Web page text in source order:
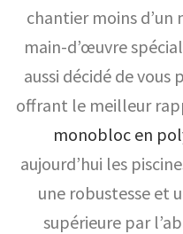
chantier moins d’un
main-d’œuvre
aussi décidé de vous
offrant le meilleur
monobloc en
aujourd’hui les
une robustesse et
supérieure par